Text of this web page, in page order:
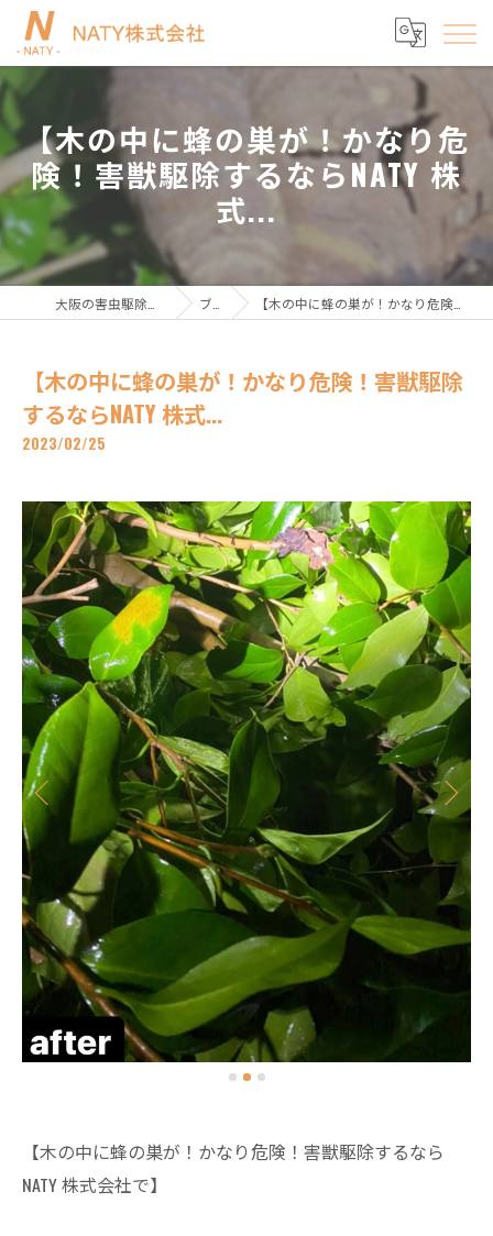
【木の中に蜂の巣が！かなり危
険！害獣駆除するならNATY 株
式...
ブログ 【木の中に蜂の巣が！かなり危険！害獣駆除するならNATY 株式...
【木の中に蜂の巣が！かなり危険！害獣駆除
するならNATY 株式...
2023/02/25
【木の中に蜂の巣が！かなり危険！害獣駆除するなら
NATY 株式会社で】